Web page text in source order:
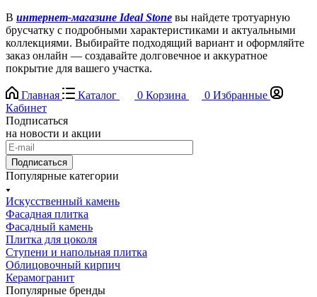
В интернет-магазине Ideal Stone вы найдете тротуарную
брусчатку с подробными характеристиками и актуальными
коллекциями. Выбирайте подходящий вариант и оформляйте
заказ онлайн — создавайте долговечное и аккуратное
покрытие для вашего участка.
Главная Каталог 0 Корзина 0 Избранные
Кабинет
Подписаться
на новости и акции
Подписаться
Популярные категории
Искусственный камень
Фасадная плитка
Фасадный камень
Плитка для цоколя
Ступени и напольная плитка
Облицовочный кирпич
Керамогранит
Популярные бренды